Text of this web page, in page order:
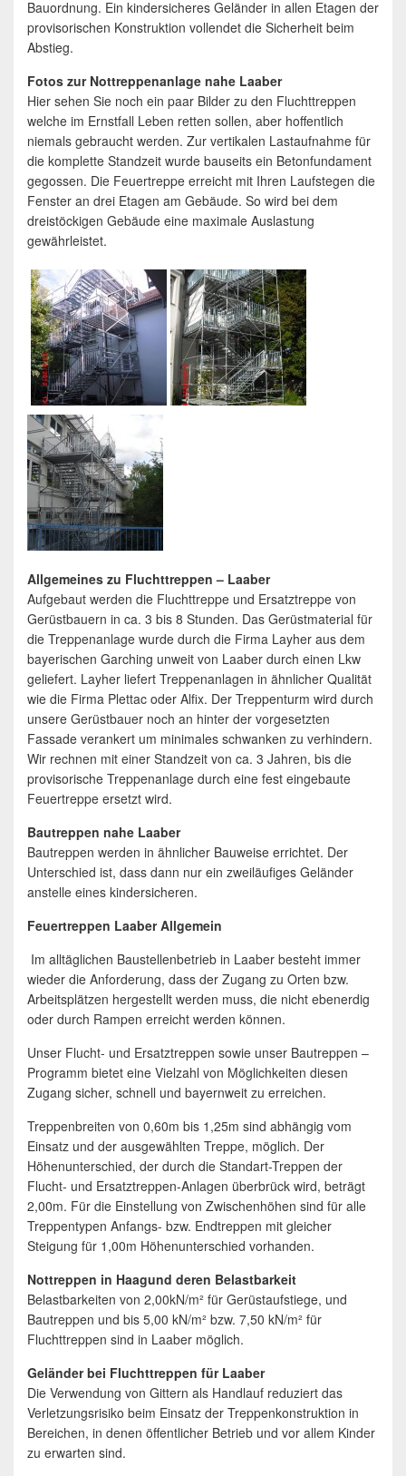
Bauordnung. Ein kindersicheres Geländer in allen Etagen der
provisorischen Konstruktion vollendet die Sicherheit beim
Abstieg.
Fotos zur Nottreppenanlage nahe Laaber
Hier sehen Sie noch ein paar Bilder zu den Fluchttreppen
welche im Ernstfall Leben retten sollen, aber hoffentlich
niemals gebraucht werden. Zur vertikalen Lastaufnahme für
die komplette Standzeit wurde bauseits ein Betonfundament
gegossen. Die Feuertreppe erreicht mit Ihren Laufstegen die
Fenster an drei Etagen am Gebäude. So wird bei dem
dreistöckigen Gebäude eine maximale Auslastung
gewährleistet.
Allgemeines zu Fluchttreppen – Laaber
Aufgebaut werden die Fluchttreppe und Ersatztreppe von
Gerüstbauern in ca. 3 bis 8 Stunden. Das Gerüstmaterial für
die Treppenanlage wurde durch die Firma Layher aus dem
bayerischen Garching unweit von Laaber durch einen Lkw
geliefert. Layher liefert Treppenanlagen in ähnlicher Qualität
wie die Firma Plettac oder Alfix. Der Treppenturm wird durch
unsere Gerüstbauer noch an hinter der vorgesetzten
Fassade verankert um minimales schwanken zu verhindern.
Wir rechnen mit einer Standzeit von ca. 3 Jahren, bis die
provisorische Treppenanlage durch eine fest eingebaute
Feuertreppe ersetzt wird.
Bautreppen nahe Laaber
Bautreppen werden in ähnlicher Bauweise errichtet. Der
Unterschied ist, dass dann nur ein zweiläufiges Geländer
anstelle eines kindersicheren.
Feuertreppen Laaber Allgemein
Im alltäglichen Baustellenbetrieb in Laaber besteht immer
wieder die Anforderung, dass der Zugang zu Orten bzw.
Arbeitsplätzen hergestellt werden muss, die nicht ebenerdig
oder durch Rampen erreicht werden können.
Unser Flucht- und Ersatztreppen sowie unser Bautreppen –
Programm bietet eine Vielzahl von Möglichkeiten diesen
Zugang sicher, schnell und bayernweit zu erreichen.
Treppenbreiten von 0,60m bis 1,25m sind abhängig vom
Einsatz und der ausgewählten Treppe, möglich. Der
Höhenunterschied, der durch die Standart-Treppen der
Flucht- und Ersatztreppen-Anlagen überbrück wird, beträgt
2,00m. Für die Einstellung von Zwischenhöhen sind für alle
Treppentypen Anfangs- bzw. Endtreppen mit gleicher
Steigung für 1,00m Höhenunterschied vorhanden.
Nottreppen in Haagund deren Belastbarkeit
Belastbarkeiten von 2,00kN/m² für Gerüstaufstiege, und
Bautreppen und bis 5,00 kN/m² bzw. 7,50 kN/m² für
Fluchttreppen sind in Laaber möglich.
Geländer bei Fluchttreppen für Laaber
Die Verwendung von Gittern als Handlauf reduziert das
Verletzungsrisiko beim Einsatz der Treppenkonstruktion in
Bereichen, in denen öffentlicher Betrieb und vor allem Kinder
zu erwarten sind.